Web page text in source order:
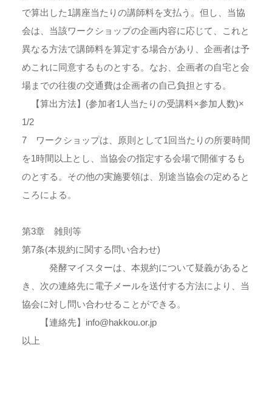
で算出した1講座当たりの講師料を支払う。但し、当協
会は、当該ワークショップの企画内容に応じて、これと
異なる方法で講師料を算定する場合があり、企画者は予
めこれに同意するものとする。なお、企画者の自宅と会
場までの往復の交通費は企画者の自己負担とする。
【算出方法】(参加者1人当たりの受講料×参加人数)×
1/2
7 ワークショップは、原則として1回当たりの所要時間
を1時間以上とし、当協会の指定する会場で開催するも
のとする。その他の実施要領は、別途当協会の定めると
ころによる。
第3章 雑則等
第7条(本規約に関する問い合わせ)
発酵マイスターは、本規約について疑義があると
き、次の連絡先に電子メールを送付する方法により、当
協会に対し問い合わせることができる。
【連絡先】info@hakkou.or.jp
以上